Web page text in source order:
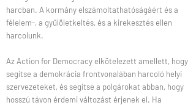
harcban. A kormány elszámoltathatóságáért és a
félelem-, a gyűlöletkeltés, és a kirekesztés ellen
harcolunk.
Az Action for Democracy elkötelezett amellett, hogy
segítse a demokrácia frontvonalában harcoló helyi
szervezeteket, és segítse a polgárokat abban, hogy
hosszú távon érdemi változást érjenek el. Ha